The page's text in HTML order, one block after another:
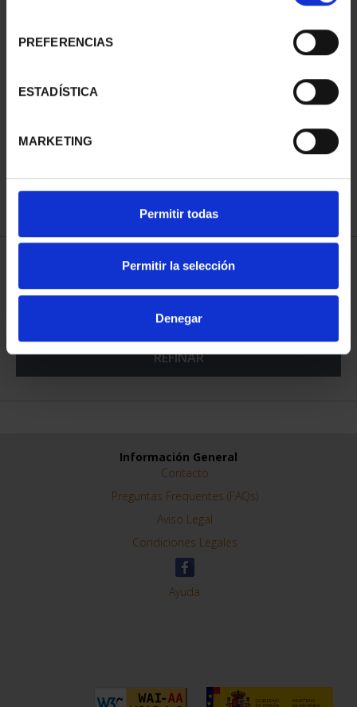
PREFERENCIAS
ESTADÍSTICA
MARKETING
Permitir todas
Permitir la selección
Denegar
SUSCRIPCIÓN
949,00 €
registrados
SUSCRIPCIÓN
CAPITALES DE
PROVINCIA 4
949,00 €
registrados
REFINAR
Información General
Contacto
Preguntas Frequentes (FAQs)
Aviso Legal
Condiciones Legales
Ayuda